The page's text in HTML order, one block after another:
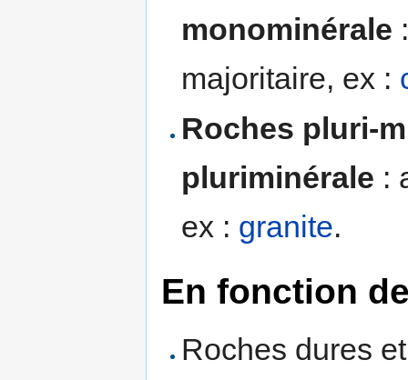
monominérale
majoritaire, ex :
Roches pluri-
pluriminérale :
ex : granite.
En fonction
Roches dures